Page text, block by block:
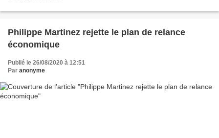
Philippe Martinez rejette le plan de relance
économique
Publié le 26/08/2020 à 12:51
Par anonyme